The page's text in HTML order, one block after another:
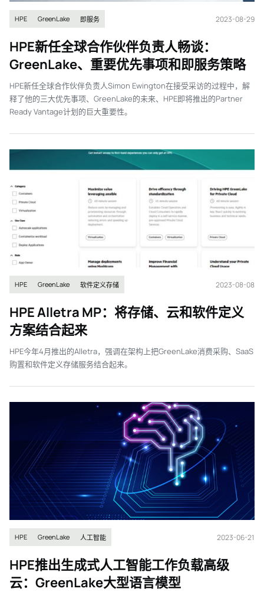
HPE GreenLake 即服务 2023-08-29
HPE新任全球合作伙伴负责人畅谈：
GreenLake、重要优先事项和即服务策略
HPE新任全球合作伙伴负责人Simon Ewington在接受采访的过程中，解
释了他的三大优先事项、GreenLake的未来、HPE即将推出的Partner
Ready Vantage计划的巨大重要性。
HPE GreenLake 软件定义存储 2023-08-08
HPE Alletra MP：将存储、云和软件定义
方案结合起来
HPE今年4月推出的Alletra，强调在架构上把GreenLake消费采购、SaaS
购置和软件定义存储服务结合起来。
HPE GreenLake 人工智能 2023-06-21
HPE推出生成式人工智能工作负载高级
云：GreenLake大型语言模型